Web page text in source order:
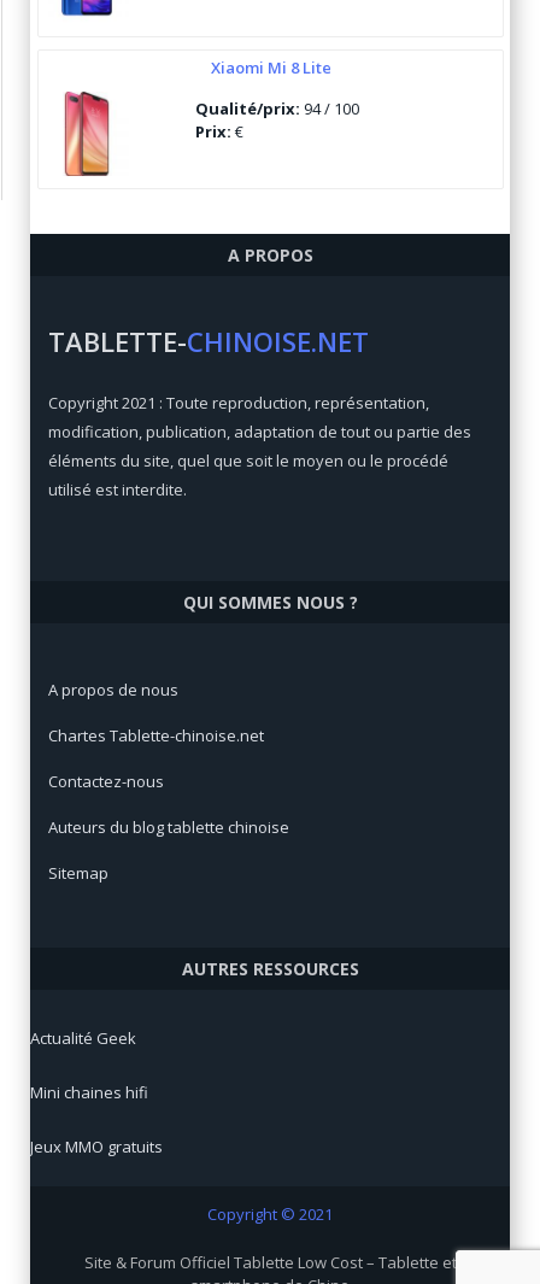
Xiaomi Mi 8 Lite
Qualité/prix: 94 / 100
Prix: €
Qualité/prix:84 / 100
Qualité/prix:92 / 100
Prix: €
A PROPOS
TABLETTE-CHINOISE.NET
Copyright 2021 : Toute reproduction, représentation,
modification, publication, adaptation de tout ou partie des
éléments du site, quel que soit le moyen ou le procédé
utilisé est interdite.
QUI SOMMES NOUS ?
A propos de nous
Chartes Tablette-chinoise.net
Contactez-nous
Auteurs du blog tablette chinoise
Sitemap
AUTRES RESSOURCES
Actualité Geek
Mini chaines hifi
Jeux MMO gratuits
Copyright © 2021
Site & Forum Officiel Tablette Low Cost – Tablette et